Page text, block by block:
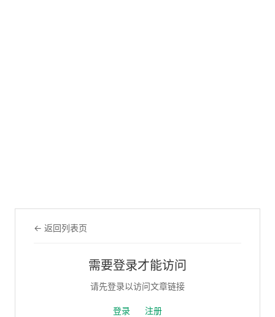
← 返回列表页
需要登录才能访问
请先登录以访问文章链接
登录 注册